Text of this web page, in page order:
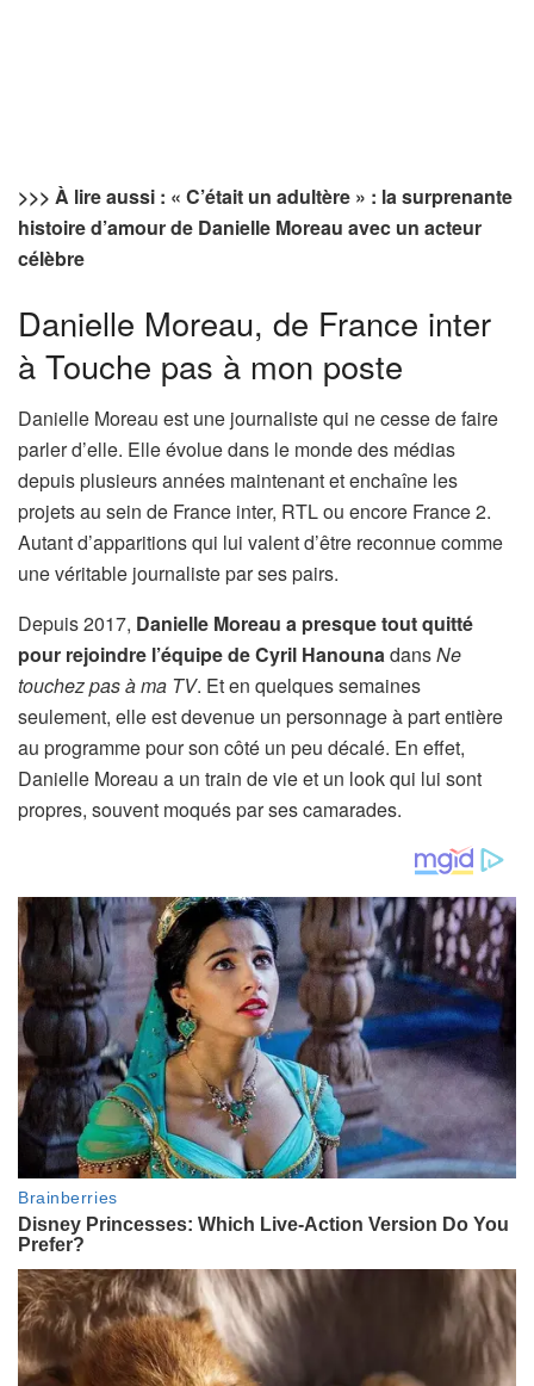
>>> À lire aussi : « C’était un adultère » : la surprenante
histoire d’amour de Danielle Moreau avec un acteur
célèbre
Danielle Moreau, de France inter
à Touche pas à mon poste
Danielle Moreau est une journaliste qui ne cesse de faire
parler d’elle. Elle évolue dans le monde des médias
depuis plusieurs années maintenant et enchaîne les
projets au sein de France inter, RTL ou encore France 2.
Autant d’apparitions qui lui valent d’être reconnue comme
une véritable journaliste par ses pairs.
Depuis 2017, Danielle Moreau a presque tout quitté
pour rejoindre l’équipe de Cyril HanounadansNe
touchez pas à ma TV. Et en quelques semaines
seulement, elle est devenue un personnage à part entière
au programme pour son côté un peu décalé. En effet,
Danielle Moreau a un train de vie et un look qui lui sont
propres, souvent moqués par ses camarades.